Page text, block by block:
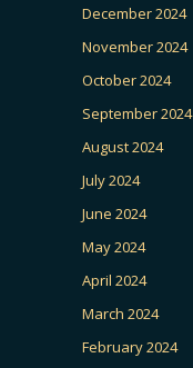
December 2024
November 2024
October 2024
September 2024
August 2024
July 2024
June 2024
May 2024
April 2024
March 2024
February 2024